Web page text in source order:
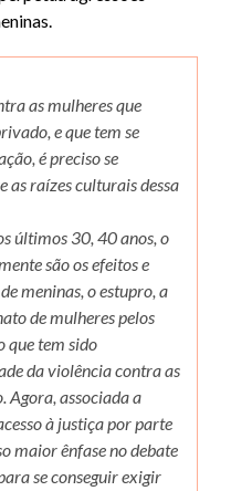
as mulheres que
e que tem se
é preciso se
as raízes culturais dessa
últimos 30, 40 anos, o
são os efeitos e
meninas, o estupro, a
de mulheres pelos
que tem sido
da violência contra as
Agora, associada a
à justiça por parte
maior ênfase no debate
se conseguir exigir